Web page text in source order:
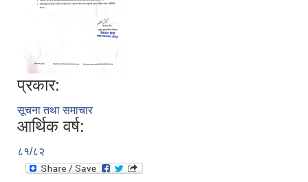
प्रकार:
सूचना तथा समाचार
आर्थिक वर्ष:
८१/८२